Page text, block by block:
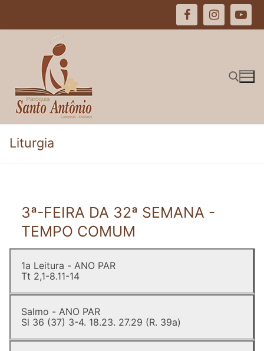
Pesquisar por:
Liturgia
3ª-FEIRA DA 32ª SEMANA -
TEMPO COMUM
1a Leitura - ANO PAR
Tt 2,1-8.11-14
Salmo - ANO PAR
Sl 36 (37) 3-4. 18.23. 27.29 (R. 39a)